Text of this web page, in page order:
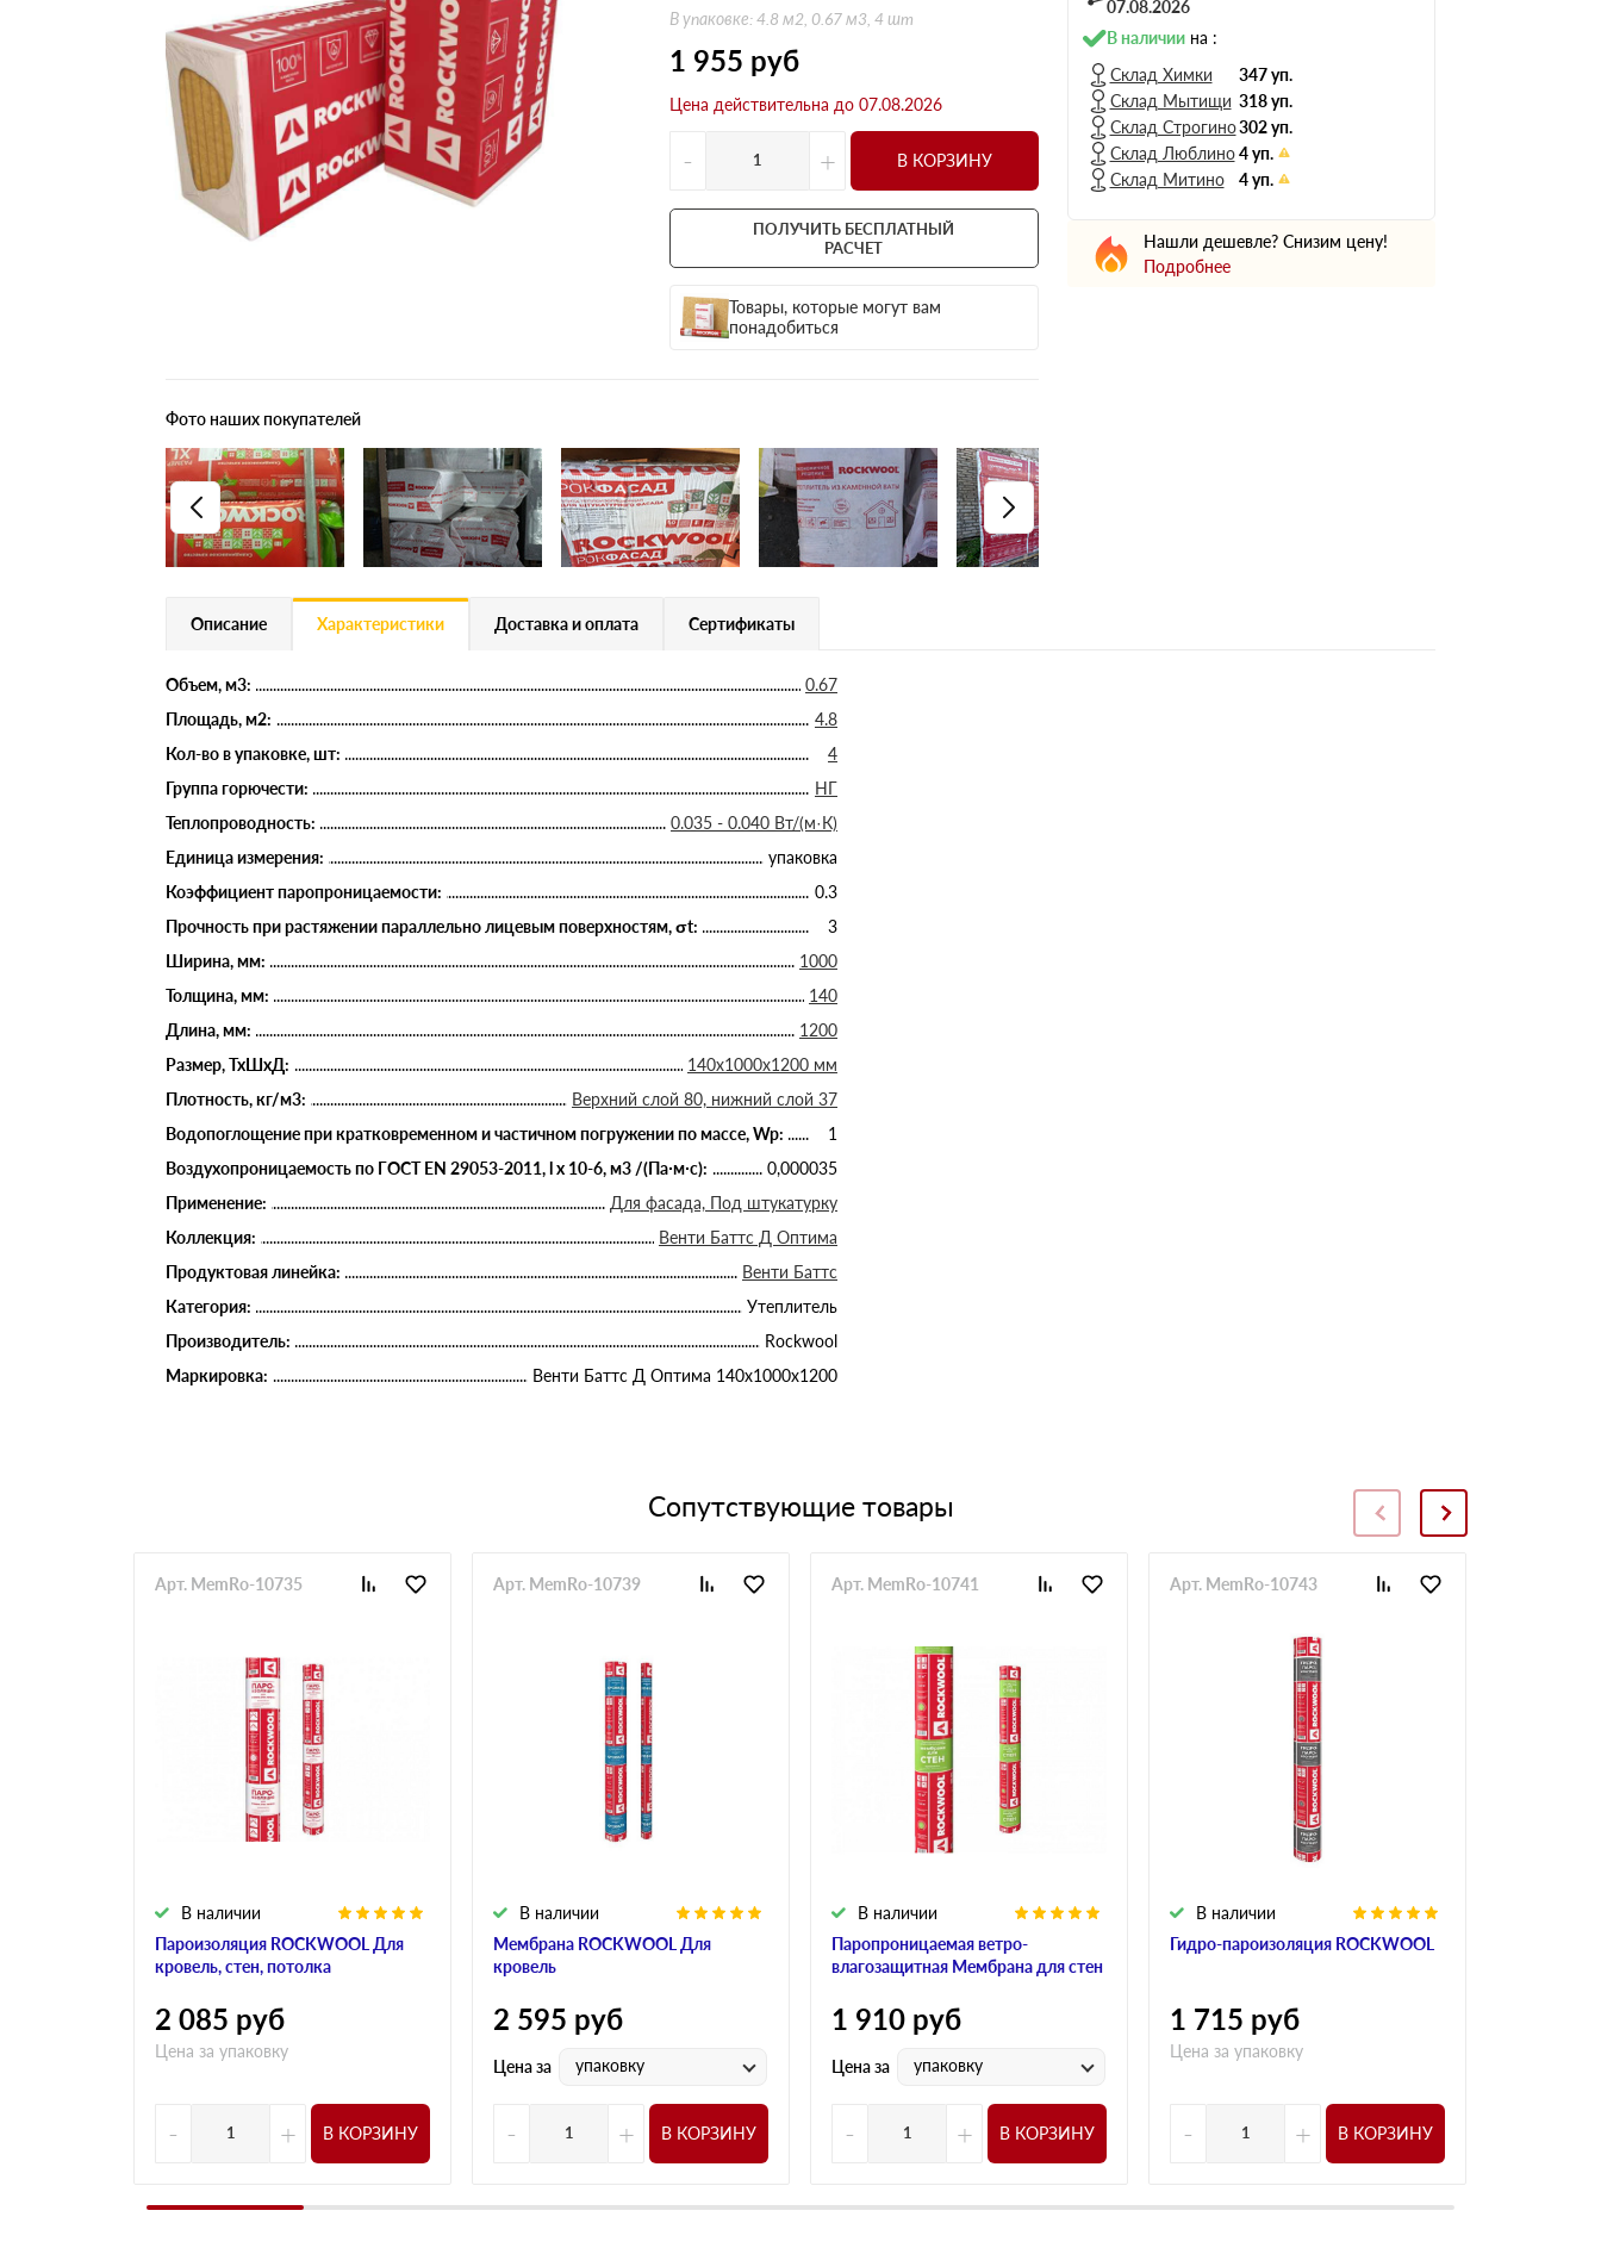
Плитные материалы
Цилиндры навивные
CONLIT SL 150
50 мм
50 мм
100 мм
150 мм
Д Оптима
В Оптима
Д Стандарт
Н Экстра
Применение
Для пола
В упаковке: 4.8 м2, 0.67 м3, 4 шт
1 955 руб
Цена действительна до 07.08.2026
- + В КОРЗИНУ
ПОЛУЧИТЬ БЕСПЛАТНЫЙ
РАСЧЕТ
Товары, которые могут вам
понадобиться
07.08.2026
В наличиина :
Склад Химки
347 уп.
Склад Мытищи 318 уп.
Склад Строгино302 уп.
Склад Люблино 4 уп.
Склад Митино
4 уп.
Нашли дешевле? Снизим цену!
Подробнее
Фото наших покупателей
Описание Характеристики Доставка и оплата Сертификаты
Объем, м3:
0.67
Площадь, м2:
4.8
Кол-во в упаковке, шт:
4
Группа горючести:
НГ
Теплопроводность:
0.035 - 0.040 Вт/(м·К)
Единица измерения:
упаковка
Коэффициент паропроницаемости:
0.3
Прочность при растяжении параллельно лицевым поверхностям, σt:
3
Ширина, мм:
1000
Толщина, мм:
140
Длина, мм:
1200
Размер, ТхШхД:
140х1000х1200 мм
Плотность, кг/м3:
Верхний слой 80, нижний слой 37
Водопоглощение при кратковременном и частичном погружении по массе, Wp:
1
Воздухопроницаемость по ГОСТ EN 29053-2011, l x 10-6, м3 /(Па∙м∙с):
0,000035
Применение:
Для фасада, Под штукатурку
Коллекция:
Венти Баттс Д Оптима
Продуктовая линейка:
Венти Баттс
Категория:
Утеплитель
Производитель:
Rockwool
Маркировка:
Венти Баттс Д Оптима 140х1000х1200
Сопутствующие товары
Пароизоляция ROCKWOOL Для
кровель, стен, потолка
В наличии
Арт. MemRo-10735
2 085 руб
Цена за упаковку
- + В КОРЗИНУ
Мембрана ROCKWOOL Для
кровель
В наличии
Арт. MemRo-10739
2 595 руб
Цена за упаковку
- + В КОРЗИНУ
Паропроницаемая ветро-
влагозащитная Мембрана для стен
В наличии
Арт. MemRo-10741
1 910 руб
Цена за упаковку
- + В КОРЗИНУ
Гидро-пароизоляция ROCKWOOL
В наличии
Арт. MemRo-10743
1 715 руб
Цена за упаковку
- + В КОРЗИНУ